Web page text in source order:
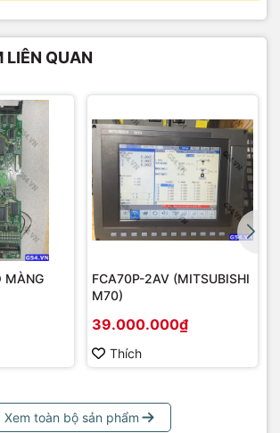
LIÊN QUAN
MÀNG
FCA70P-2AV (MITSUBISHI
M70)
39.000.000₫
Thích
Xem toàn bộ sản phẩm